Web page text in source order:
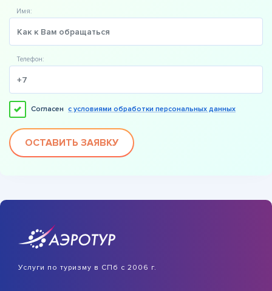
Имя:
Телефон:
Согласен с условиями обработки персональных данных
ОСТАВИТЬ ЗАЯВКУ
Услуги по туризму в СПб с 2006 г.